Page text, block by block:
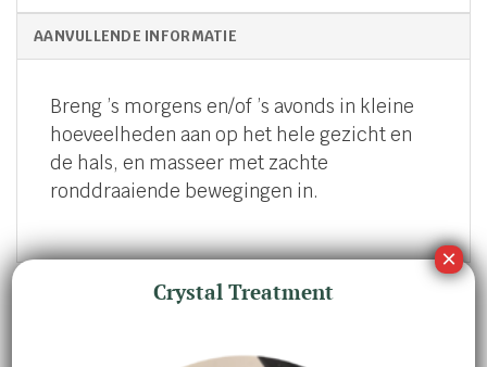
AANVULLENDE INFORMATIE
Breng ’s morgens en/of ’s avonds in kleine
hoeveelheden aan op het hele gezicht en
de hals, en masseer met zachte
ronddraaiende bewegingen in.
Crystal Treatment